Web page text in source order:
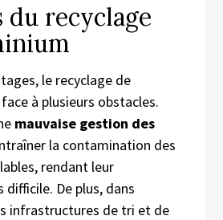
du recyclage
le recyclage de
à plusieurs obstacles.
mauvaise gestion des
la contamination des
rendant leur
De plus, dans
infrastructures de tri et de